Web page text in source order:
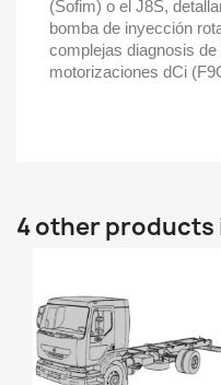
(Sofim) o el J8S,
bomba de inyección
complejas diagnosis
motorizaciones dCi
4 other products